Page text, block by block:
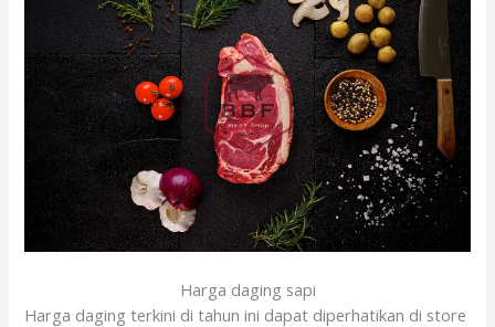
Harga daging sapi
Harga daging terkini di tahun ini dapat diperhatikan di store